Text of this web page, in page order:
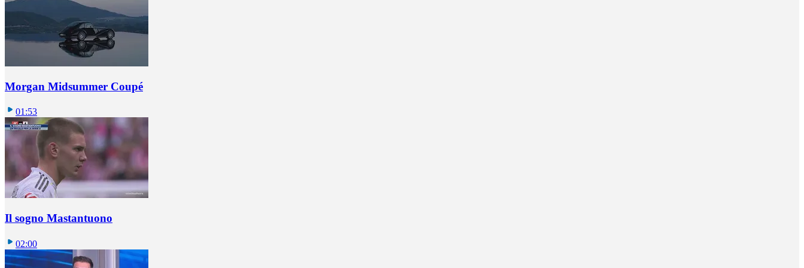
Morgan Midsummer Coupé
01:53
Il sogno Mastantuono
02:00